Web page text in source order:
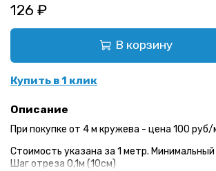
126 ₽
В корзину
Купить в 1 клик
Описание
При покупке от 4 м кружева - цена 100 руб/
Стоимость указана за 1 метр.
Шаг отреза 0,1м (10см)